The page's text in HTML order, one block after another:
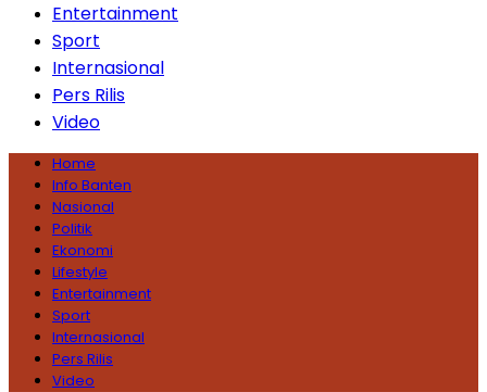
Entertainment
Sport
Internasional
Pers Rilis
Video
Home
Info Banten
Nasional
Politik
Ekonomi
Lifestyle
Entertainment
Sport
Internasional
Pers Rilis
Video